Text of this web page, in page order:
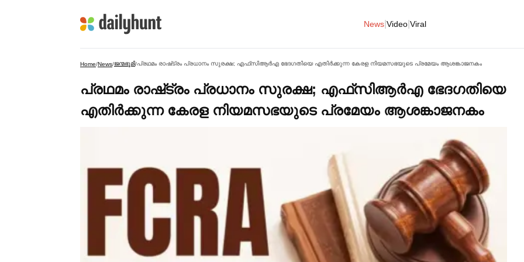
News Video Viral
Home/News/ജന്മഭൂമി/പ്രഥമം രാഷ്‌ട്രം പ്രധാനം സുരക്ഷ; എഫ്‌സിആര്‍എ ഭേദഗതിയെ എതിര്‍ക്കുന്ന കേരള നിയമസഭയുടെ പ്രമേയം ആശങ്കാജനകം
പ്രഥമം രാഷ്‌ട്രം പ്രധാനം സുരക്ഷ; എഫ്‌സിആര്‍എ ഭേദഗതിയെ
എതിര്‍ക്കുന്ന കേരള നിയമസഭയുടെ പ്രമേയം ആശങ്കാജനകം